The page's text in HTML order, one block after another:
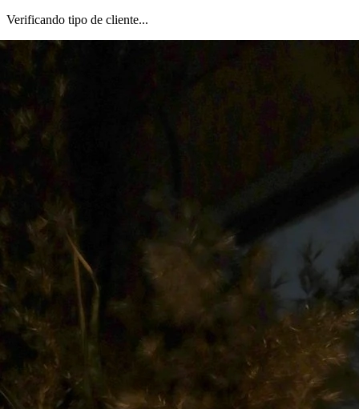
Verificando tipo de cliente...